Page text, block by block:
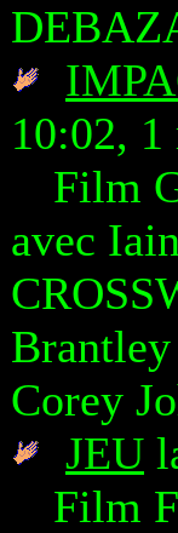
10:02, 1
Film
avec
Corey
JEU
Film